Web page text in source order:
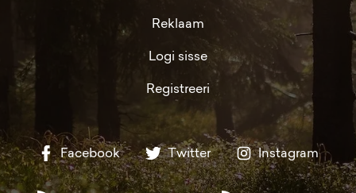
Reklaam
Logi sisse
Registreeri
Facebook Twitter Instagram